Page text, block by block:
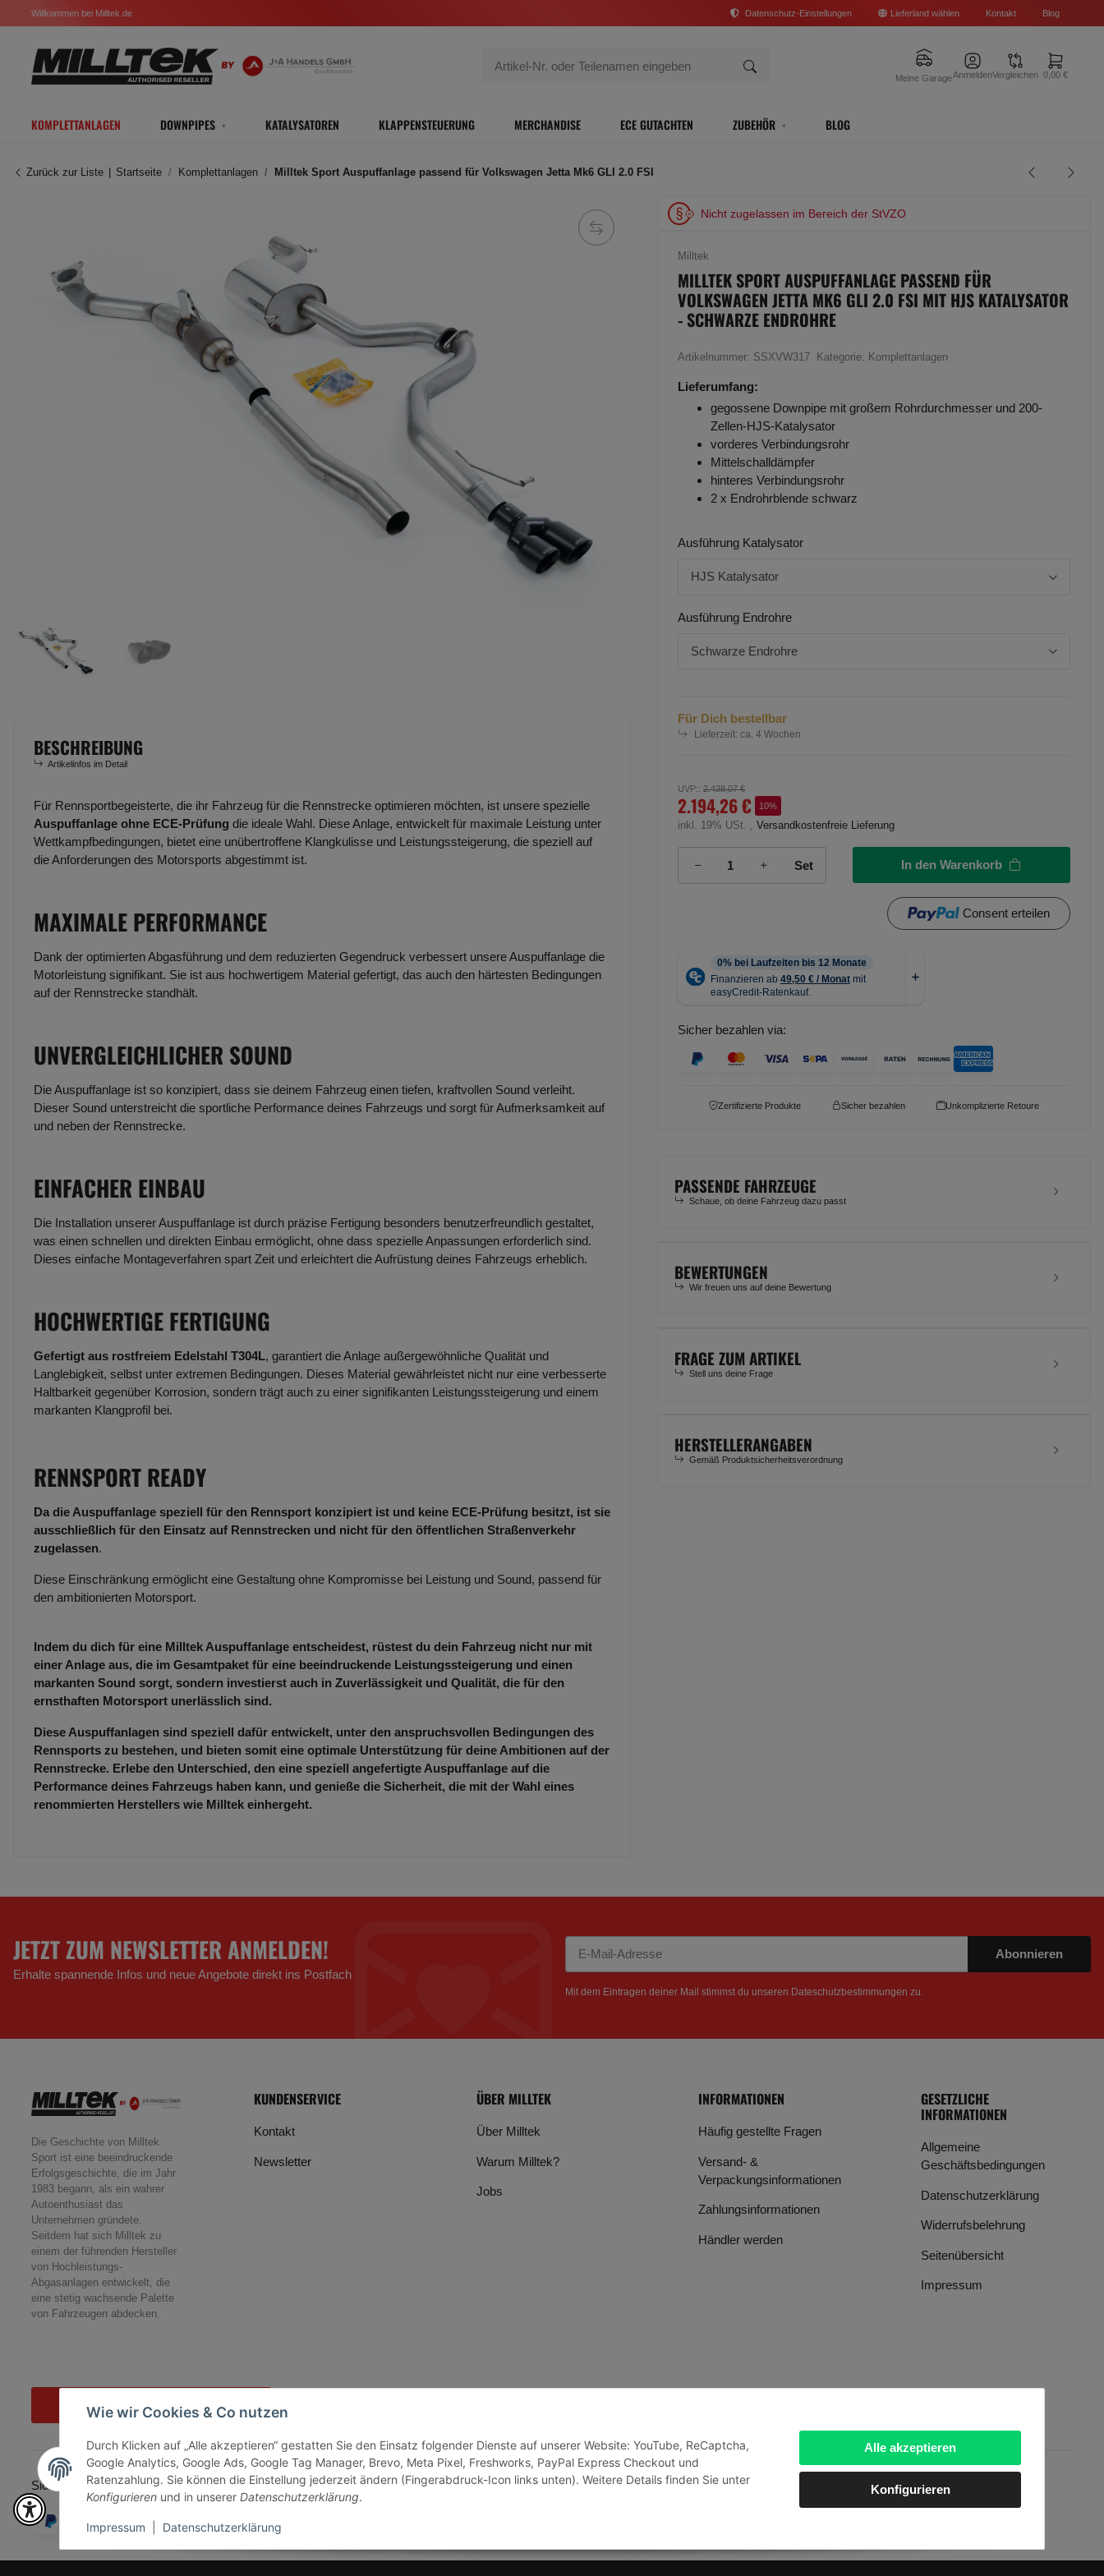
Alle akzeptieren
Konfigurieren
Wie wir Cookies & Co nutzen
Durch Klicken auf „Alle akzeptieren“ gestatten Sie den Einsatz folgender Dienste auf unserer Website: YouTube, ReCaptcha,
Google Analytics, Google Ads, Google Tag Manager, Brevo, Meta Pixel, Freshworks, PayPal Express Checkout und
Ratenzahlung. Sie können die Einstellung jederzeit ändern (Fingerabdruck-Icon links unten). Weitere Details finden Sie unter
Konfigurieren und in unserer Datenschutzerklärung.
Impressum Datenschutzerklärung
Willkommen bei Milltek.de Datenschutz-Einstellungen Lieferland wählen Kontakt Blog
Meine GarageAnmeldenVergleichen 0,00 €
KOMPLETTANLAGEN DOWNPIPES KATALYSATOREN KLAPPENSTEUERUNG MERCHANDISE ECE GUTACHTEN ZUBEHÖR BLOG
Zurück zur Liste Startseite Komplettanlagen Milltek Sport Auspuffanlage passend für Volkswagen Jetta Mk6 GLI 2.0 FSI
Nicht zugelassen im Bereich der StVZO
Milltek
MILLTEK SPORT AUSPUFFANLAGE PASSEND FÜR
VOLKSWAGEN JETTA MK6 GLI 2.0 FSI MIT HJS KATALYSATOR
- SCHWARZE ENDROHRE
Artikelnummer: SSXVW317 Kategorie: Komplettanlagen
Lieferumfang:
gegossene Downpipe mit großem Rohrdurchmesser und 200-
Zellen-HJS-Katalysator
vorderes Verbindungsrohr
Mittelschalldämpfer
hinteres Verbindungsrohr
2 x Endrohrblende schwarz
Ausführung Katalysator
HJS Katalysator
Ausführung Endrohre
Schwarze Endrohre
Für Dich bestellbar
Lieferzeit: ca. 4 Wochen
UVP:: 2.438,07 €
2.194,26 € 10%
inkl. 19% USt. , Versandkostenfreie Lieferung
Set In den Warenkorb
Consent erteilen
Sicher bezahlen via:
Zertifizierte Produkte Sicher bezahlen Unkomplizierte Retoure
PASSENDE FAHRZEUGE
Schaue, ob deine Fahrzeug dazu passt
BEWERTUNGEN
Wir freuen uns auf deine Bewertung
FRAGE ZUM ARTIKEL
Stell uns deine Frage
HERSTELLERANGABEN
Gemäß Produktsicherheitsverordnung
BESCHREIBUNG
Artikelinfos im Detail
Für Rennsportbegeisterte, die ihr Fahrzeug für die Rennstrecke optimieren möchten, ist unsere spezielle
Auspuffanlage ohne ECE-Prüfung die ideale Wahl. Diese Anlage, entwickelt für maximale Leistung unter
Wettkampfbedingungen, bietet eine unübertroffene Klangkulisse und Leistungssteigerung, die speziell auf
die Anforderungen des Motorsports abgestimmt ist.
MAXIMALE PERFORMANCE
Dank der optimierten Abgasführung und dem reduzierten Gegendruck verbessert unsere Auspuffanlage die
Motorleistung signifikant. Sie ist aus hochwertigem Material gefertigt, das auch den härtesten Bedingungen
auf der Rennstrecke standhält.
UNVERGLEICHLICHER SOUND
Die Auspuffanlage ist so konzipiert, dass sie deinem Fahrzeug einen tiefen, kraftvollen Sound verleiht.
Dieser Sound unterstreicht die sportliche Performance deines Fahrzeugs und sorgt für Aufmerksamkeit auf
und neben der Rennstrecke.
EINFACHER EINBAU
Die Installation unserer Auspuffanlage ist durch präzise Fertigung besonders benutzerfreundlich gestaltet,
was einen schnellen und direkten Einbau ermöglicht, ohne dass spezielle Anpassungen erforderlich sind.
Dieses einfache Montageverfahren spart Zeit und erleichtert die Aufrüstung deines Fahrzeugs erheblich.
HOCHWERTIGE FERTIGUNG
Gefertigt aus rostfreiem Edelstahl T304L, garantiert die Anlage außergewöhnliche Qualität und
Langlebigkeit, selbst unter extremen Bedingungen. Dieses Material gewährleistet nicht nur eine verbesserte
Haltbarkeit gegenüber Korrosion, sondern trägt auch zu einer signifikanten Leistungssteigerung und einem
markanten Klangprofil bei.
RENNSPORT READY
Da die Auspuffanlage speziell für den Rennsport konzipiert ist und keine ECE-Prüfung besitzt, ist sie
ausschließlich für den Einsatz auf Rennstrecken und nicht für den öffentlichen Straßenverkehr
zugelassen.
Diese Einschränkung ermöglicht eine Gestaltung ohne Kompromisse bei Leistung und Sound, passend für
den ambitionierten Motorsport.
Indem du dich für eine Milltek Auspuffanlage entscheidest, rüstest du dein Fahrzeug nicht nur mit
einer Anlage aus, die im Gesamtpaket für eine beeindruckende Leistungssteigerung und einen
markanten Sound sorgt, sondern investierst auch in Zuverlässigkeit und Qualität, die für den
ernsthaften Motorsport unerlässlich sind.
Diese Auspuffanlagen sind speziell dafür entwickelt, unter den anspruchsvollen Bedingungen des
Rennsports zu bestehen, und bieten somit eine optimale Unterstützung für deine Ambitionen auf der
Rennstrecke. Erlebe den Unterschied, den eine speziell angefertigte Auspuffanlage auf die
Performance deines Fahrzeugs haben kann, und genieße die Sicherheit, die mit der Wahl eines
renommierten Herstellers wie Milltek einhergeht.
JETZT ZUM NEWSLETTER ANMELDEN!
Erhalte spannende Infos und neue Angebote direkt ins Postfach
Abonnieren
Mit dem Eintragen deiner Mail stimmst du unseren Dateschutzbestimmungen zu.
Die Geschichte von Milltek
Sport ist eine beeindruckende
Erfolgsgeschichte, die im Jahr
1983 begann, als ein wahrer
Autoenthusiast das
Unternehmen gründete.
Seitdem hat sich Milltek zu
einem der führenden Hersteller
von Hochleistungs-
Abgasanlagen entwickelt, die
eine stetig wachsende Palette
von Fahrzeugen abdecken.
KUNDENSERVICE
Kontakt
Newsletter
ÜBER MILLTEK
Über Milltek
Warum Milltek?
Jobs
INFORMATIONEN
Häufig gestellte Fragen
Versand- &
Verpackungsinformationen
Zahlungsinformationen
Händler werden
GESETZLICHE
INFORMATIONEN
Allgemeine
Geschäftsbedingungen
Datenschutzerklärung
Widerrufsbelehrung
Seitenübersicht
Impressum
Vertrag widerrufen
Sicher bezahlen via: